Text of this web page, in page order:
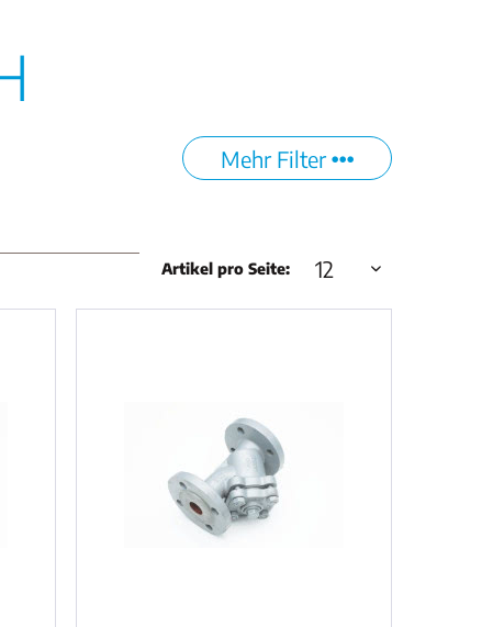
Mehr Filter
Artikel pro Seite: